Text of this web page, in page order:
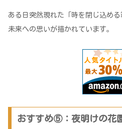
ある日突然現れた「時を閉じ込め
未来への思いが描かれています。
おすすめ⑤：夜明けの花